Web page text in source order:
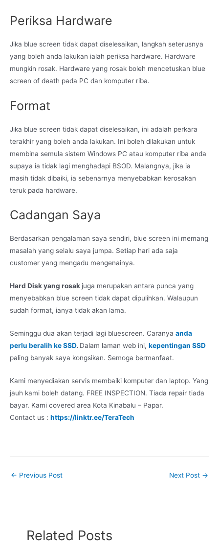
Periksa Hardware
Jika blue screen tidak dapat diselesaikan, langkah seterusnya
yang boleh anda lakukan ialah periksa hardware. Hardware
mungkin rosak. Hardware yang rosak boleh mencetuskan blue
screen of death pada PC dan komputer riba.
Format
Jika blue screen tidak dapat diselesaikan, ini adalah perkara
terakhir yang boleh anda lakukan. Ini boleh dilakukan untuk
membina semula sistem Windows PC atau komputer riba anda
supaya ia tidak lagi menghadapi BSOD. Malangnya, jika ia
masih tidak dibaiki, ia sebenarnya menyebabkan kerosakan
teruk pada hardware.
Cadangan Saya
Berdasarkan pengalaman saya sendiri, blue screen ini memang
masalah yang selalu saya jumpa. Setiap hari ada saja
customer yang mengadu mengenainya.
Hard Disk yang rosak juga merupakan antara punca yang
menyebabkan blue screen tidak dapat dipulihkan. Walaupun
sudah format, ianya tidak akan lama.
Seminggu dua akan terjadi lagi bluescreen. Caranya anda
perlu beralih ke SSD. Dalam laman web ini, kepentingan SSD
paling banyak saya kongsikan. Semoga bermanfaat.
Kami menyediakan servis membaiki komputer dan laptop. Yang
jauh kami boleh datang. FREE INSPECTION. Tiada repair tiada
bayar. Kami covered area Kota Kinabalu – Papar.
Contact us : https://linktr.ee/TeraTech
← Previous Post Next Post →
Related Posts